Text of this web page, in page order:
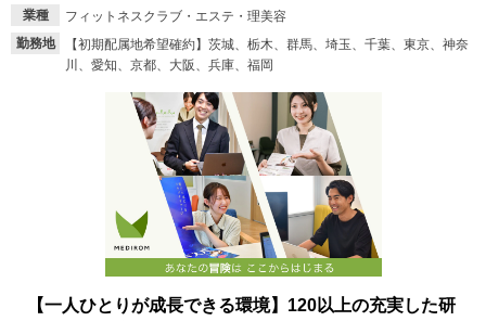
業種
フィットネスクラブ・エステ・理美容
勤務地
【初期配属地希望確約】茨城、栃木、群馬、埼玉、千葉、東京、神奈
川、愛知、京都、大阪、兵庫、福岡
【一人ひとりが成長できる環境】120以上の充実した研